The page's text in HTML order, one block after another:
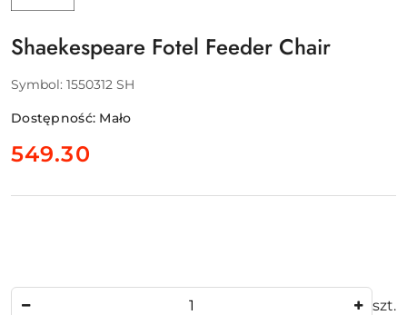
FISHING
SAS
Shaekespeare Fotel Feeder Chair
Symbol: 1550312 SH
Dostępność: Mało
cena:
549.30
szt.